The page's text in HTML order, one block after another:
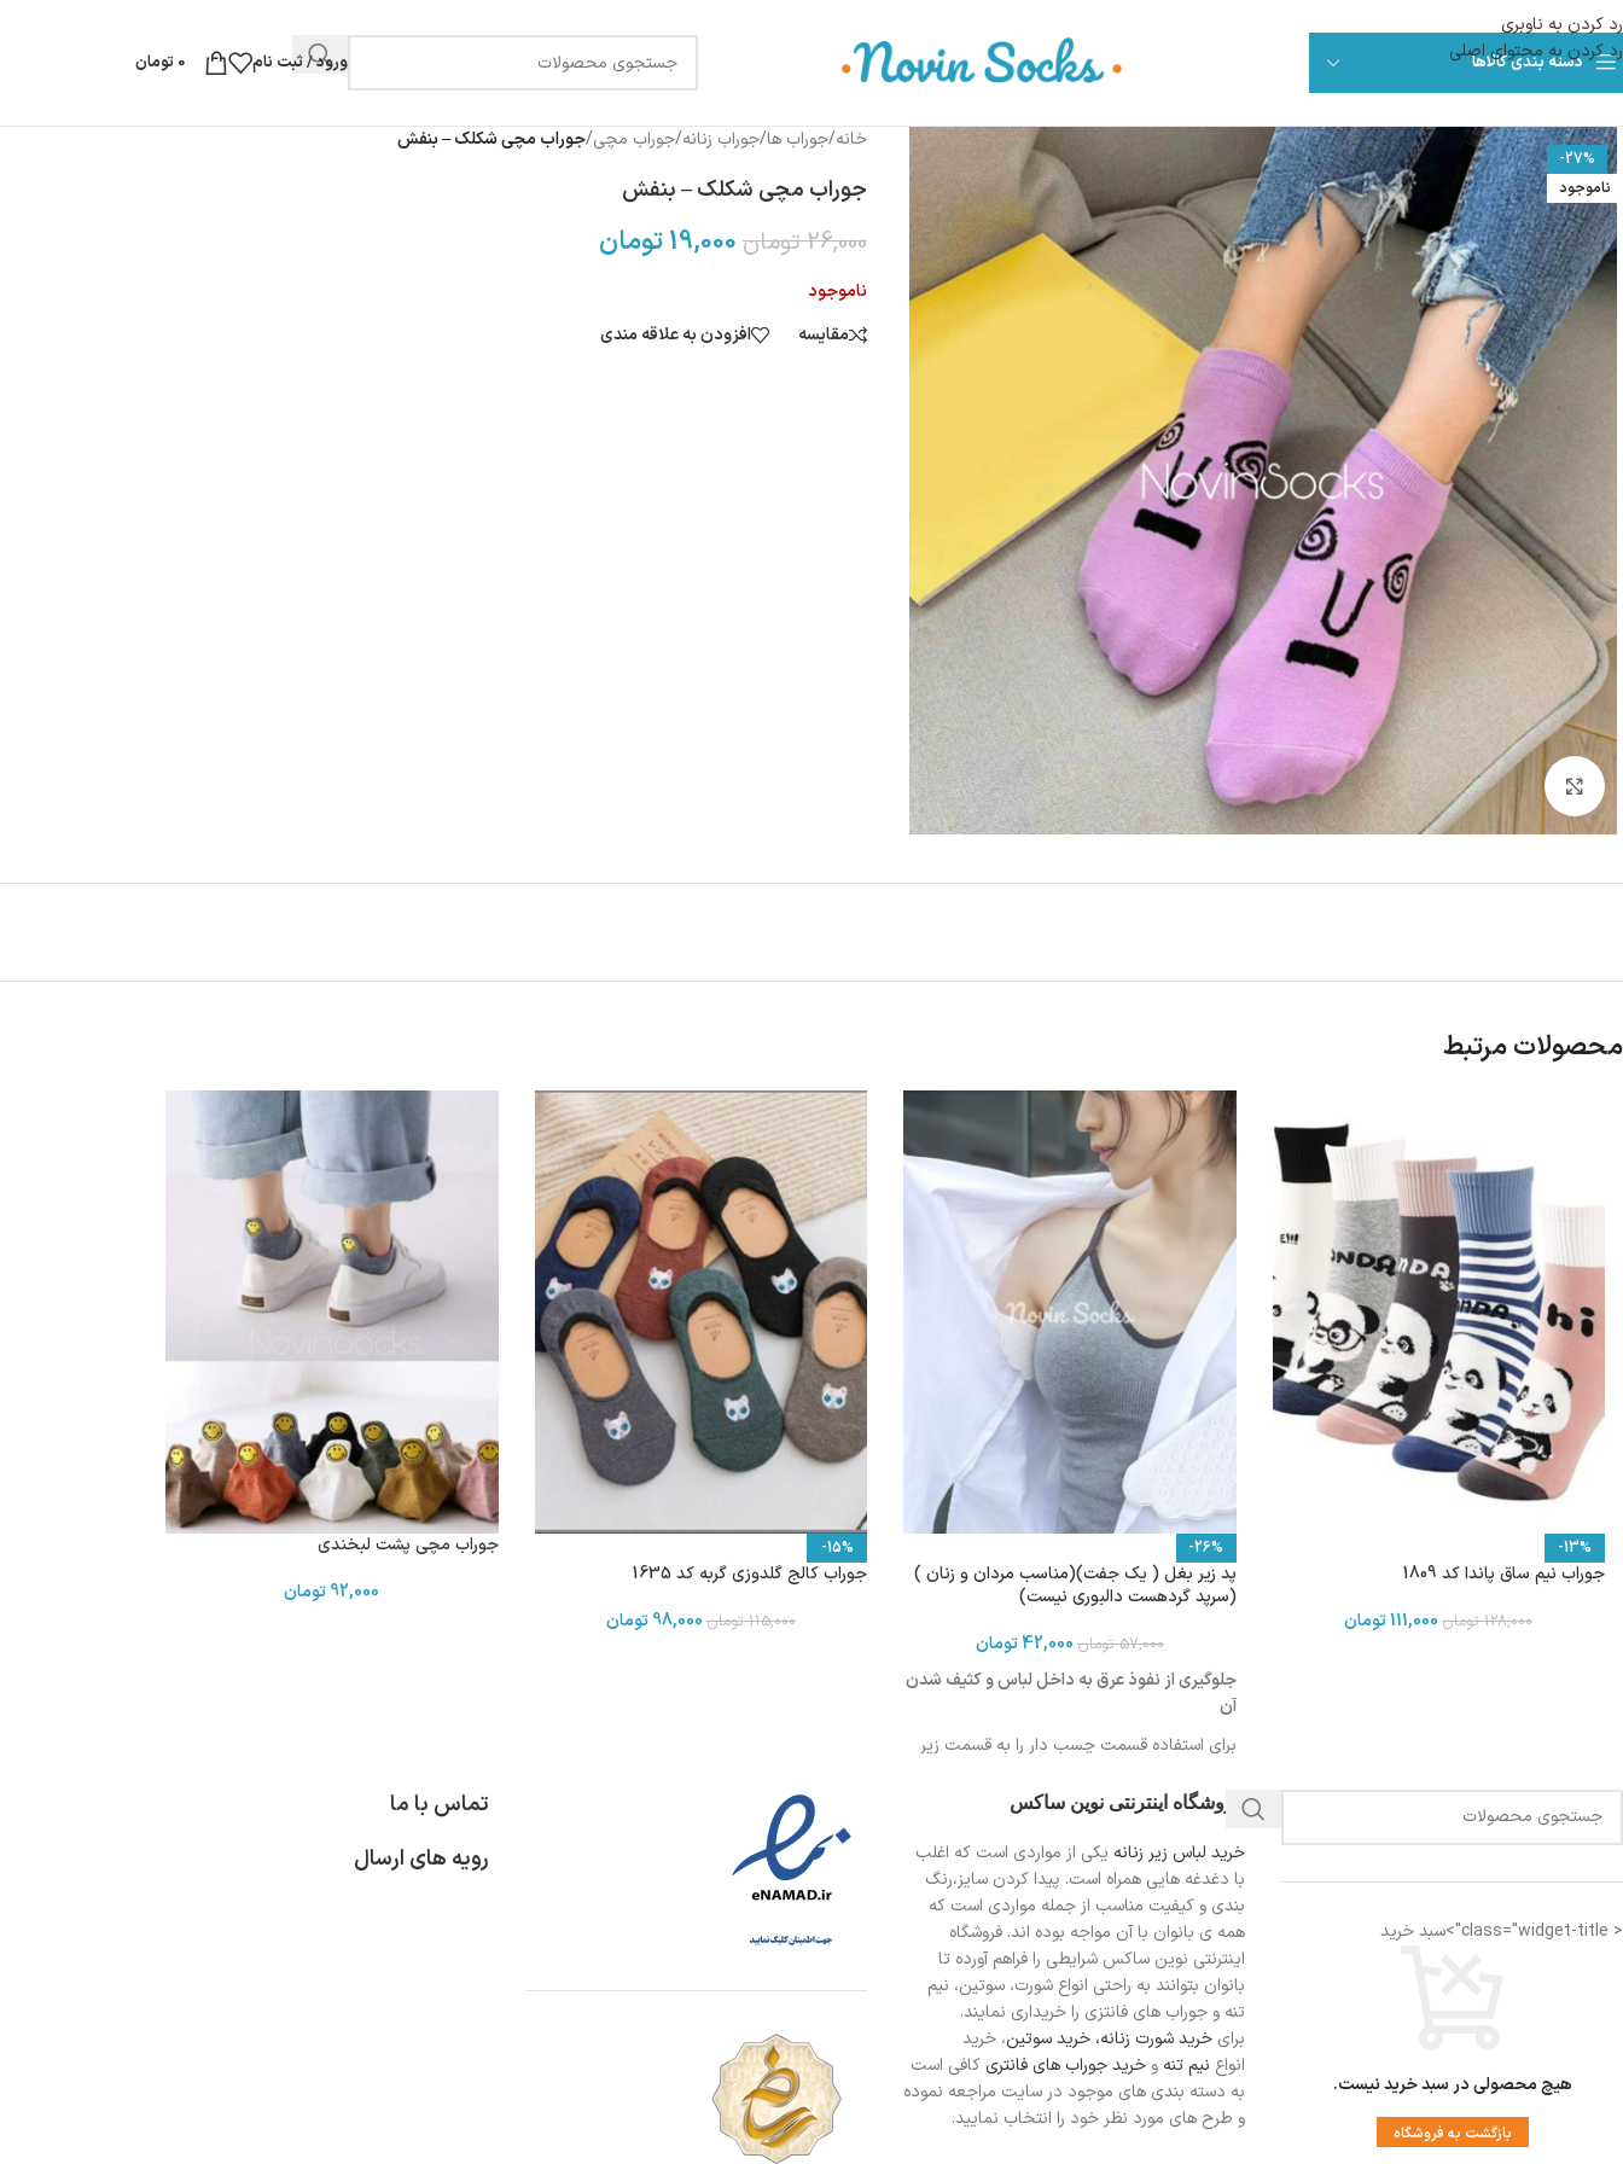
رد کردن به ناوبری
رد کردن به محتوای اصلی
دسته بندی کالاها ورود / ثبت نام 0 تومان
-27%
ناموجود
بزرگنمایی تصویر
خانه/جوراب ها/جوراب زنانه/جوراب مچی/جوراب مچی شکلک – بنفش
جوراب مچی شکلک – بنفش
26,000 تومان 19,000تومان
ناموجود
مقایسه
افزودن به علاقه مندی
محصولات مرتبط
-13%
جوراب نیم ساق پاندا کد 1809
128,000 تومان 111,000تومان
-26%
پد زیر بغل ( یک جفت)(مناسب مردان و زنان )
(سرپد گردهست دالبوری نیست)
57,000 تومان 42,000تومان
جلوگیری از نفوذ عرق به داخل لباس و کثیف شدن
آن
برای استفاده قسمت چسب دار را به قسمت زیر
برای آشنایی با شیوه استفاده ویدیو زیر را مشاهده
قابل استفاده برای خانم ها و آقایان
-15%
جوراب کالج گلدوزی گربه کد 1635
115,000 تومان 98,000 تومان
جوراب مچی پشت لبخندی
92,000تومان
< class="widget-title">سبد خرید
هیچ محصولی در سبد خرید نیست.
بازگشت به فروشگاه
فروشگاه اینترنتی نوین ساکس
خرید لباس زیر زنانه یکی از مواردی است که اغلب
با دغدغه هایی همراه است. پیدا کردن سایز،رنگ
بندی و کیفیت مناسب از جمله مواردی است که
همه ی بانوان با آن مواجه بوده اند. فروشگاه
اینترنتی نوین ساکس شرایطی را فراهم آورده تا
بانوان بتوانند به راحتی انواع شورت، سوتین، نیم
تنه و جوراب های فانتزی را خریداری نمایند.
برای خرید شورت زنانه، خرید سوتین، خرید
انواع نیم تنه و خرید جوراب های فانتری کافی است
به دسته بندی های موجود در سایت مراجعه نموده
و طرح های مورد نظر خود را انتخاب نمایید.
تماس با ما
رویه های ارسال